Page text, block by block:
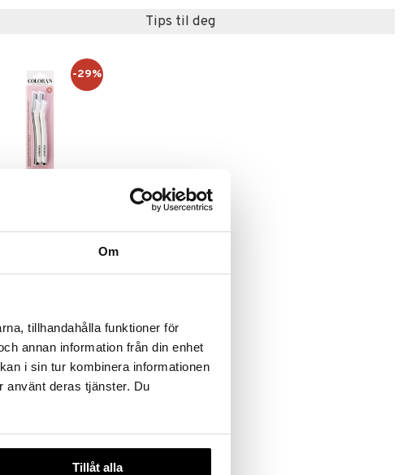
Om
tillhandahålla funktioner för
annan information från din enhet
i sin tur kombinera informationen
använt deras tjänster. Du
Tillåt alla
Tips til deg
-29%